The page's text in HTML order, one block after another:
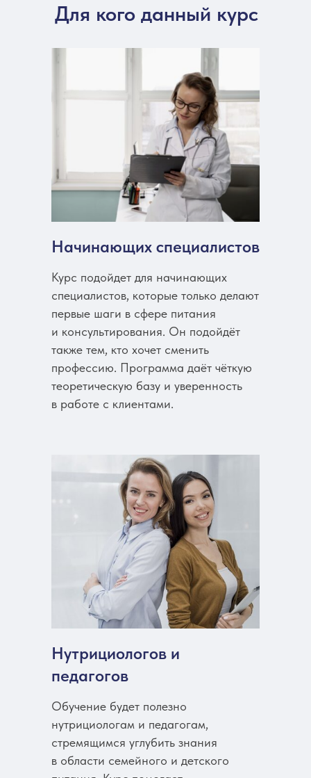
Для кого данный курс
Начинающих специалистов
Курс подойдет для начинающих
специалистов, которые только делают
первые шаги в сфере питания
и консультирования. Он подойдёт
также тем, кто хочет сменить
профессию. Программа даёт чёткую
теоретическую базу и уверенность
в работе с клиентами.
Нутрициологов и
педагогов
Обучение будет полезно
нутрициологам и педагогам,
стремящимся углубить знания
в области семейного и детского